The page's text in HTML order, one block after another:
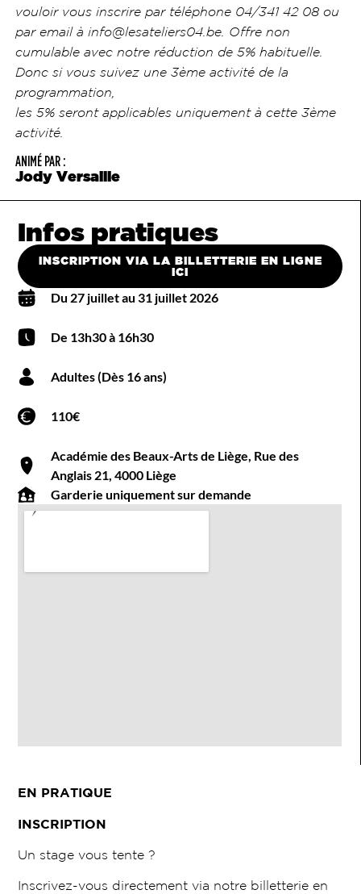
vouloir vous inscrire par téléphone 04/341 42 08 ou
par email à info@lesateliers04.be. Offre non
cumulable avec notre réduction de 5% habituelle.
Donc si vous suivez une 3ème activité de la
programmation,
les 5% seront applicables uniquement à cette 3ème
activité.
ANIMÉ PAR :
Jody Versaille
Infos pratiques
INSCRIPTION VIA LA BILLETTERIE EN LIGNE
ICI
Du 27 juillet au 31 juillet 2026
De 13h30 à 16h30
Adultes (Dès 16 ans)
110€
Académie des Beaux-Arts de Liège, Rue des
Anglais 21, 4000 Liège
Garderie uniquement sur demande
EN PRATIQUE
INSCRIPTION
Un stage vous tente ?
Inscrivez-vous directement via notre billetterie en